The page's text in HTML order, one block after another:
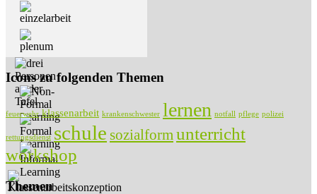
Icons zu folgenden Themen
feuerwehr klassenarbeit krankenschwester lernen notfall pflege polizei
rettungsdienst schule sozialformunterricht
workshop
Themen